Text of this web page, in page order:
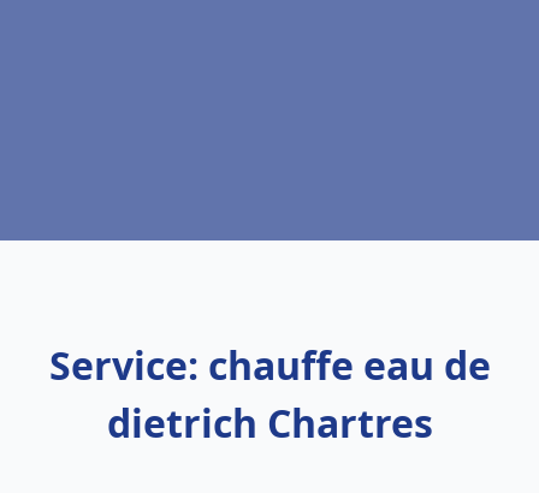
Service: chauffe eau de
dietrich Chartres